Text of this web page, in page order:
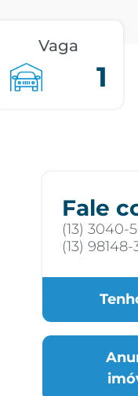
Vaga
1
Fale
(13) 3040-
(13)